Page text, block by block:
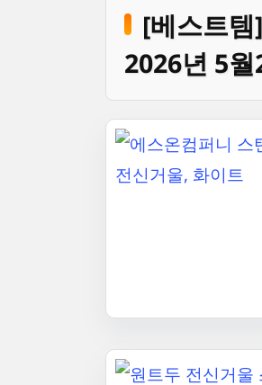
[베스트
2026년 5